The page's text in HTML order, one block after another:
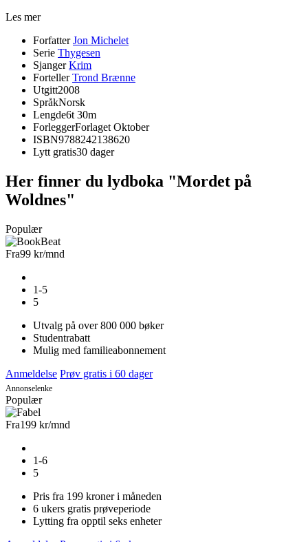
Les mer
Forfatter Jon Michelet
Serie Thygesen
Sjanger Krim
Forteller Trond Brænne
Utgitt2008
SpråkNorsk
Lengde6t 30m
ForleggerForlaget Oktober
ISBN9788242138620
Lytt gratis30 dager
Her finner du lydboka "Mordet på
Woldnes"
Populær
Fra99 kr/mnd
1-5
5
Utvalg på over 800 000 bøker
Studentrabatt
Mulig med familieabonnement
Anmeldelse Prøv gratis i 60 dager
Annonselenke
Populær
Fra199 kr/mnd
1-6
5
Pris fra 199 kroner i måneden
6 ukers gratis prøveperiode
Lytting fra opptil seks enheter